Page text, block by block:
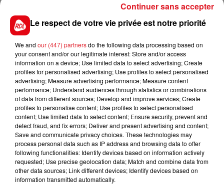
: Il trouve un bon engagement
au plafond des gains. Sur sa meilleur forme il serait
un prétendant au succés et ne sera pas à sous-
estimer
********
En direct des pistes :
FILS D'ACTUS
Le respect de votre vie privée est notre priorité
We and our (447) partnersdo the following data processing based on
your consent and/or our legitimate interest: Store and/or access
information on a device; Use limited data to select advertising; Create
profiles for personalised advertising; Use profiles to select personalised
advertising; Measure advertising performance; Measure content
performance; Understand audiences through statistics or combinations
of data from different sources; Develop and improve services; Create
profiles to personalise content; Use profiles to select personalised
content; Use limited data to select content; Ensure security, prevent and
detect fraud, and fix errors; Deliver and present advertising and content;
Save and communicate privacy choices. These technologies may
process personal data such as IP address and browsing data to offer
following functionalities: Identify devices based on information actively
requested; Use precise geolocation data; Match and combine data from
other data sources; Link different devices; Identify devices based on
information transmitted automatically.
Continuer sans accepter